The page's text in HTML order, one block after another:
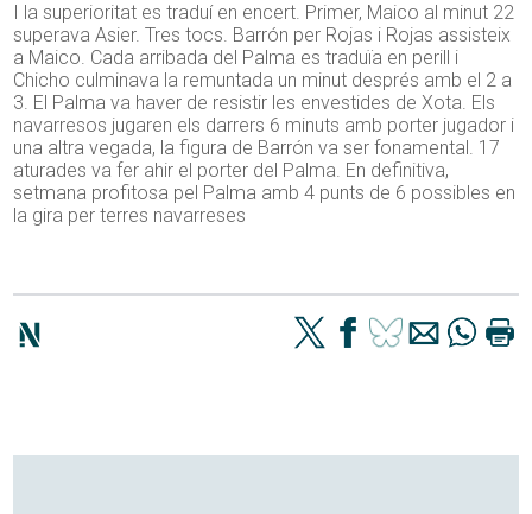
I la superioritat es traduí en encert. Primer, Maico al minut 22
superava Asier. Tres tocs. Barrón per Rojas i Rojas assisteix
a Maico. Cada arribada del Palma es traduïa en perill i
Chicho culminava la remuntada un minut després amb el 2 a
3. El Palma va haver de resistir les envestides de Xota. Els
navarresos jugaren els darrers 6 minuts amb porter jugador i
una altra vegada, la figura de Barrón va ser fonamental. 17
aturades va fer ahir el porter del Palma. En definitiva,
setmana profitosa pel Palma amb 4 punts de 6 possibles en
la gira per terres navarreses